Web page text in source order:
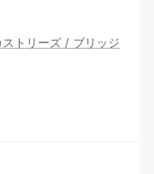
ストリーズ / ブリッジ